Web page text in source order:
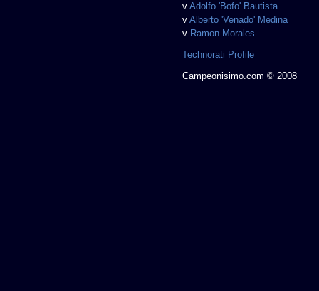
v Adolfo 'Bofo' Bautista
v Alberto 'Venado' Medina
v Ramon Morales
Technorati Profile
Campeonisimo.com © 2008